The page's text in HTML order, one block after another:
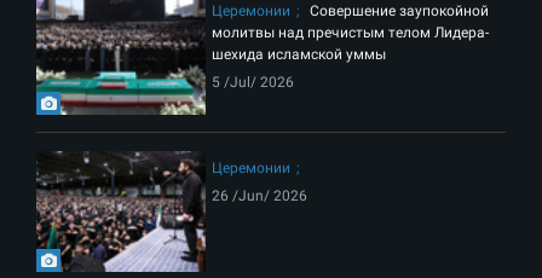
Церемонии
Совершение заупокойной
молитвы над пречистым телом Лидера-
шехида исламской уммы
5 /Jul/ 2026
Церемонии
26 /Jun/ 2026